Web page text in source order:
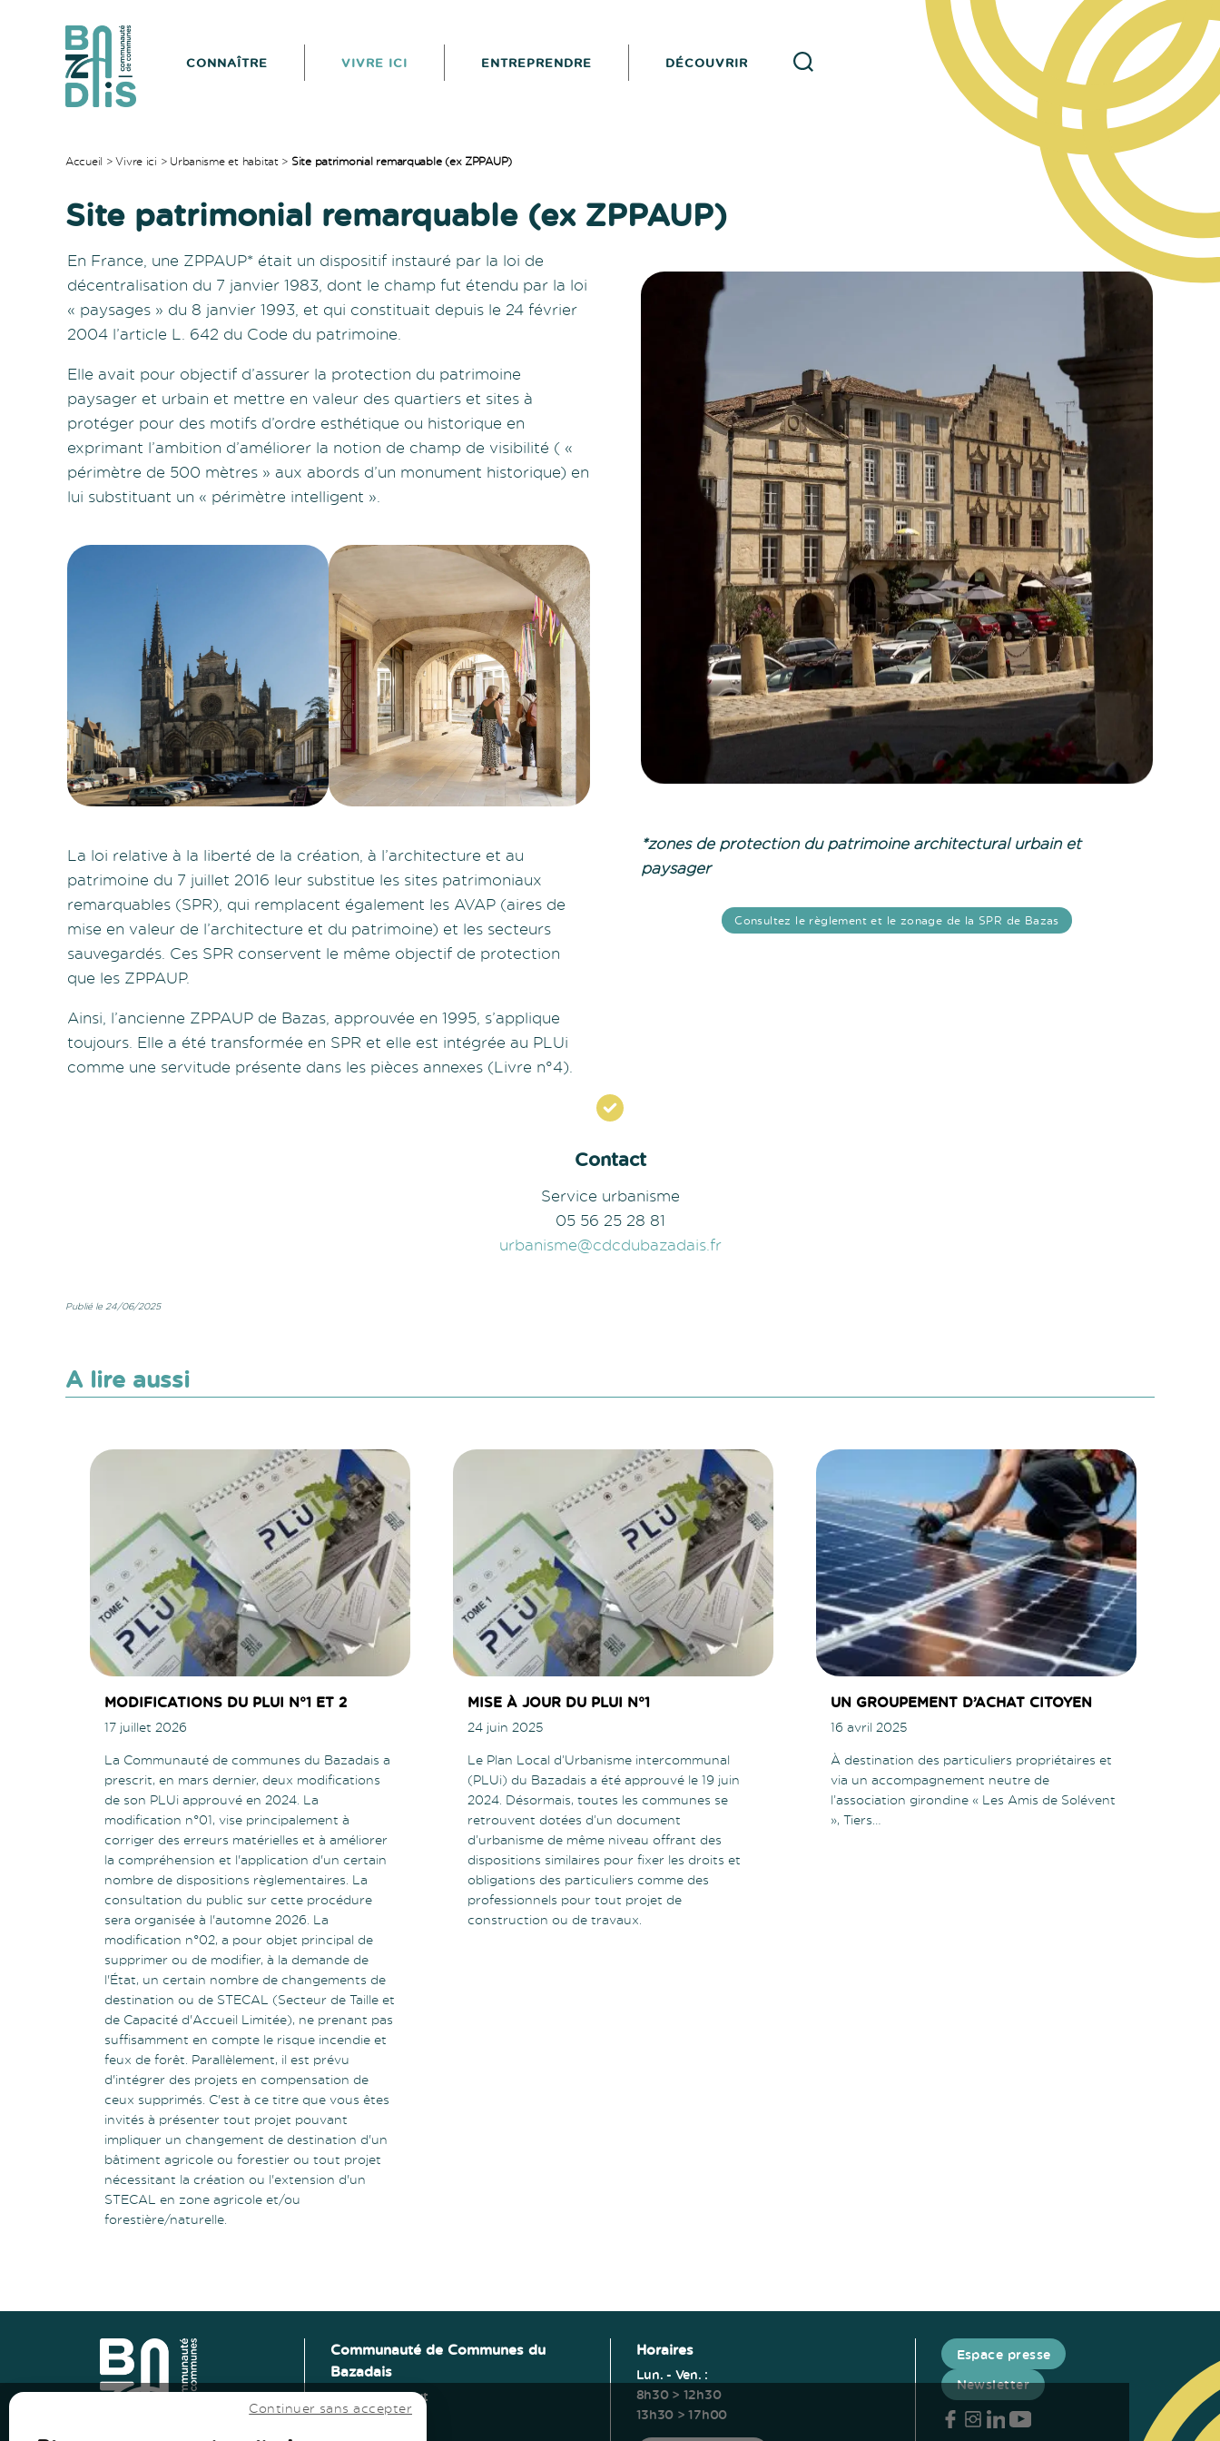
Bazadais
CONNAÎTRE VIVRE ICI ENTREPRENDRE DÉCOUVRIR
Accueil >Vivre ici > Urbanisme et habitat> Site patrimonial remarquable (ex ZPPAUP)
Site patrimonial remarquable (ex ZPPAUP)
En France, une ZPPAUP* était un dispositif instauré par la loi de
décentralisation du 7 janvier 1983, dont le champ fut étendu par la loi
« paysages » du 8 janvier 1993, et qui constituait depuis le 24 février
2004 l’article L. 642 du Code du patrimoine.
Elle avait pour objectif d’assurer la protection du patrimoine
paysager et urbain et mettre en valeur des quartiers et sites à
protéger pour des motifs d’ordre esthétique ou historique en
exprimant l’ambition d’améliorer la notion de champ de visibilité ( «
périmètre de 500 mètres » aux abords d’un monument historique) en
lui substituant un « périmètre intelligent ».
La loi relative à la liberté de la création, à l’architecture et au
patrimoine du 7 juillet 2016 leur substitue les sites patrimoniaux
remarquables (SPR), qui remplacent également les AVAP (aires de
mise en valeur de l’architecture et du patrimoine) et les secteurs
sauvegardés. Ces SPR conservent le même objectif de protection
que les ZPPAUP.
Ainsi, l’ancienne ZPPAUP de Bazas, approuvée en 1995, s’applique
toujours. Elle a été transformée en SPR et elle est intégrée au PLUi
comme une servitude présente dans les pièces annexes (Livre n°4).
*zones de protection du patrimoine architectural urbain et
paysager
Consultez le règlement et le zonage de la SPR de Bazas
Contact
Service urbanisme
05 56 25 28 81
urbanisme@cdcdubazadais.fr
Publié le 24/06/2025
A lire aussi
MODIFICATIONS DU PLUI N°1 ET 2
17 juillet 2026
La Communauté de communes du Bazadais a
prescrit, en mars dernier, deux modifications
de son PLUi approuvé en 2024. La
modification n°01, vise principalement à
corriger des erreurs matérielles et à améliorer
la compréhension et l'application d'un certain
nombre de dispositions règlementaires. La
consultation du public sur cette procédure
sera organisée à l'automne 2026. La
modification n°02, a pour objet principal de
supprimer ou de modifier, à la demande de
l'État, un certain nombre de changements de
destination ou de STECAL (Secteur de Taille et
de Capacité d'Accueil Limitée), ne prenant pas
suffisamment en compte le risque incendie et
feux de forêt. Parallèlement, il est prévu
d'intégrer des projets en compensation de
ceux supprimés. C'est à ce titre que vous êtes
invités à présenter tout projet pouvant
impliquer un changement de destination d'un
bâtiment agricole ou forestier ou tout projet
nécessitant la création ou l'extension d'un
STECAL en zone agricole et/ou
forestière/naturelle.
MISE À JOUR DU PLUI N°1
24 juin 2025
Le Plan Local d’Urbanisme intercommunal
(PLUi) du Bazadais a été approuvé le 19 juin
2024. Désormais, toutes les communes se
retrouvent dotées d’un document
d’urbanisme de même niveau offrant des
dispositions similaires pour fixer les droits et
obligations des particuliers comme des
professionnels pour tout projet de
construction ou de travaux.
UN GROUPEMENT D’ACHAT CITOYEN
16 avril 2025
À destination des particuliers propriétaires et
via un accompagnement neutre de
l’association girondine « Les Amis de Solévent
», Tiers…
Communauté de Communes du
Bazadais
Lieu-Dit Coucut
Route de Lerm
Horaires
Lun. - Ven. :
8h30 > 12h30
13h30 > 17h00
Espace presse
Newsletter
Vers le haut
Continuer sans accepter